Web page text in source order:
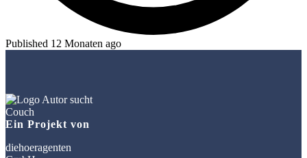
Published 12 Monaten ago
Ein Projekt von
diehoeragenten